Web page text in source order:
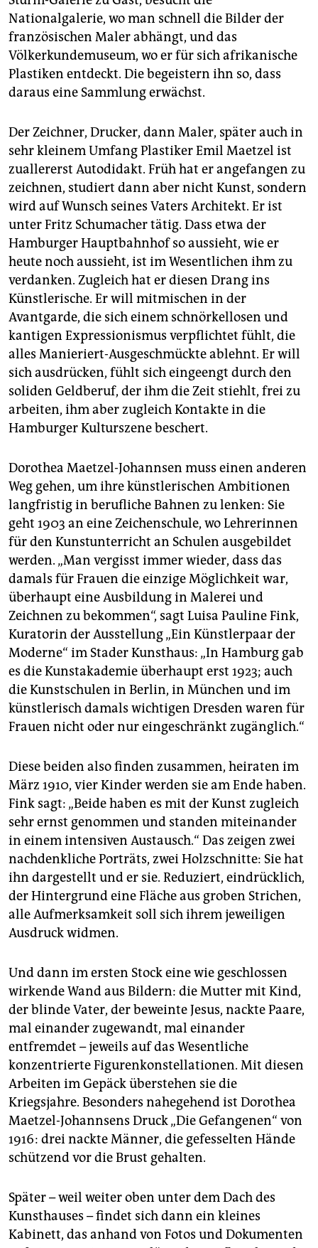
Nationalgalerie, wo man schnell die Bilder der
französischen Maler abhängt, und das
Völkerkundemuseum, wo er für sich afrikanische
Plastiken entdeckt. Die begeistern ihn so, dass
daraus eine Sammlung erwächst.
Der Zeichner, Drucker, dann Maler, später auch in
sehr kleinem Umfang Plastiker Emil Maetzel ist
zuallererst Autodidakt. Früh hat er angefangen zu
zeichnen, studiert dann aber nicht Kunst, sondern
wird auf Wunsch seines Vaters Architekt. Er ist
unter Fritz Schumacher tätig. Dass etwa der
Hamburger Hauptbahnhof so aussieht, wie er
heute noch aussieht, ist im Wesentlichen ihm zu
verdanken. Zugleich hat er diesen Drang ins
Künstlerische. Er will mitmischen in der
Avantgarde, die sich einem schnörkellosen und
kantigen Expressionismus verpflichtet fühlt, die
alles Manieriert-Ausgeschmückte ablehnt. Er will
sich ausdrücken, fühlt sich eingeengt durch den
soliden Geldberuf, der ihm die Zeit stiehlt, frei zu
arbeiten, ihm aber zugleich Kontakte in die
Hamburger Kulturszene beschert.
Dorothea Maetzel-Johannsen muss einen anderen
Weg gehen, um ihre künstlerischen Ambitionen
langfristig in berufliche Bahnen zu lenken: Sie
geht 1903 an eine Zeichenschule, wo Lehrerinnen
für den Kunstunterricht an Schulen ausgebildet
werden. „Man vergisst immer wieder, dass das
damals für Frauen die einzige Möglichkeit war,
überhaupt eine Ausbildung in Malerei und
Zeichnen zu bekommen“, sagt Luisa Pauline Fink,
Kuratorin der Ausstellung „Ein Künstlerpaar der
Moderne“ im Stader Kunsthaus: „In Hamburg gab
es die Kunstakademie überhaupt erst 1923; auch
die Kunstschulen in Berlin, in München und im
künstlerisch damals wichtigen Dresden waren für
Frauen nicht oder nur eingeschränkt zugänglich.“
Diese beiden also finden zusammen, heiraten im
März 1910, vier Kinder werden sie am Ende haben.
Fink sagt: „Beide haben es mit der Kunst zugleich
sehr ernst genommen und standen miteinander
in einem intensiven Austausch.“ Das zeigen zwei
nachdenkliche Porträts, zwei Holzschnitte: Sie hat
ihn dargestellt und er sie. Reduziert, eindrücklich,
der Hintergrund eine Fläche aus groben Strichen,
alle Aufmerksamkeit soll sich ihrem jeweiligen
Ausdruck widmen.
Und dann im ersten Stock eine wie geschlossen
wirkende Wand aus Bildern: die Mutter mit Kind,
der blinde Vater, der beweinte Jesus, nackte Paare,
mal einander zugewandt, mal einander
entfremdet – jeweils auf das Wesentliche
konzentrierte Figurenkonstellationen. Mit diesen
Arbeiten im Gepäck überstehen sie die
Kriegsjahre. Besonders nahegehend ist Dorothea
Maetzel-Johannsens Druck „Die Gefangenen“ von
1916: drei nackte Männer, die gefesselten Hände
schützend vor die Brust gehalten.
Später – weil weiter oben unter dem Dach des
Kunsthauses – findet sich dann ein kleines
Kabinett, das anhand von Fotos und Dokumenten